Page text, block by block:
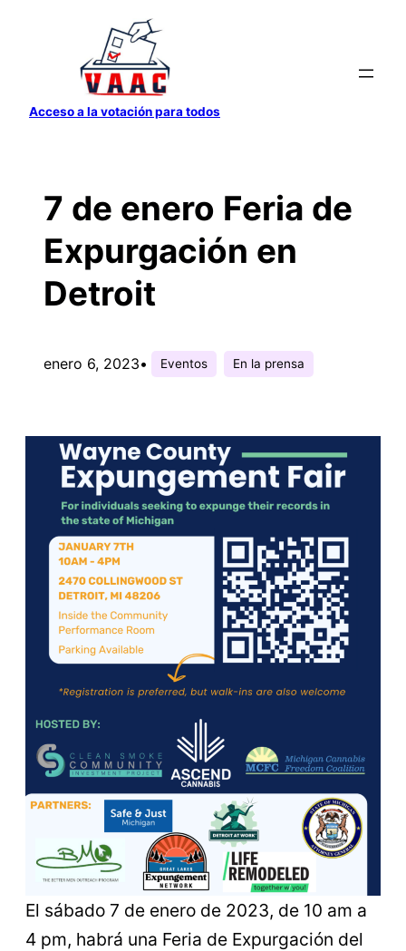
contenido
Acceso a la votación para todos
7 de enero Feria de
Expurgación en
Detroit
enero 6, 2023• Eventos En la prensa
El sábado 7 de enero de 2023, de 10 am a
4 pm, habrá una Feria de Expurgación del